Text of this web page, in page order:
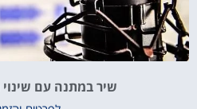
שיר במתנה עם שינוי